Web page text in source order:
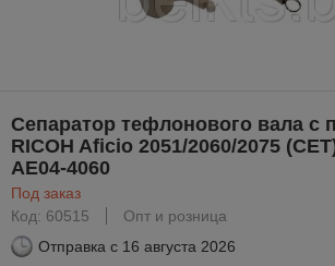
Сепаратор тефлонового вала с
RICOH Aficio 2051/2060/2075
AE04-4060
Под заказ
Код: 60515
Опт и розница
Отправка с 16 августа 2026